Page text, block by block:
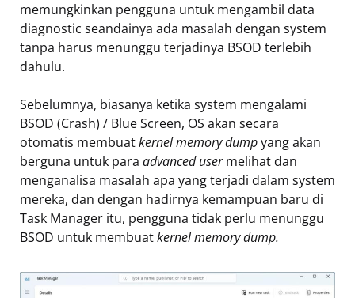
memungkinkan pengguna untuk mengambil data
diagnostic seandainya ada masalah dengan system
tanpa harus menunggu terjadinya BSOD terlebih
dahulu.
Sebelumnya, biasanya ketika system mengalami
BSOD (Crash) / Blue Screen, OS akan secara
otomatis membuatkernel memory dumpyang akan
berguna untuk para advanced usermelihat dan
menganalisa masalah apa yang terjadi dalam system
mereka, dan dengan hadirnya kemampuan baru di
Task Manager itu, pengguna tidak perlu menunggu
BSOD untuk membuatkernel memory dump.